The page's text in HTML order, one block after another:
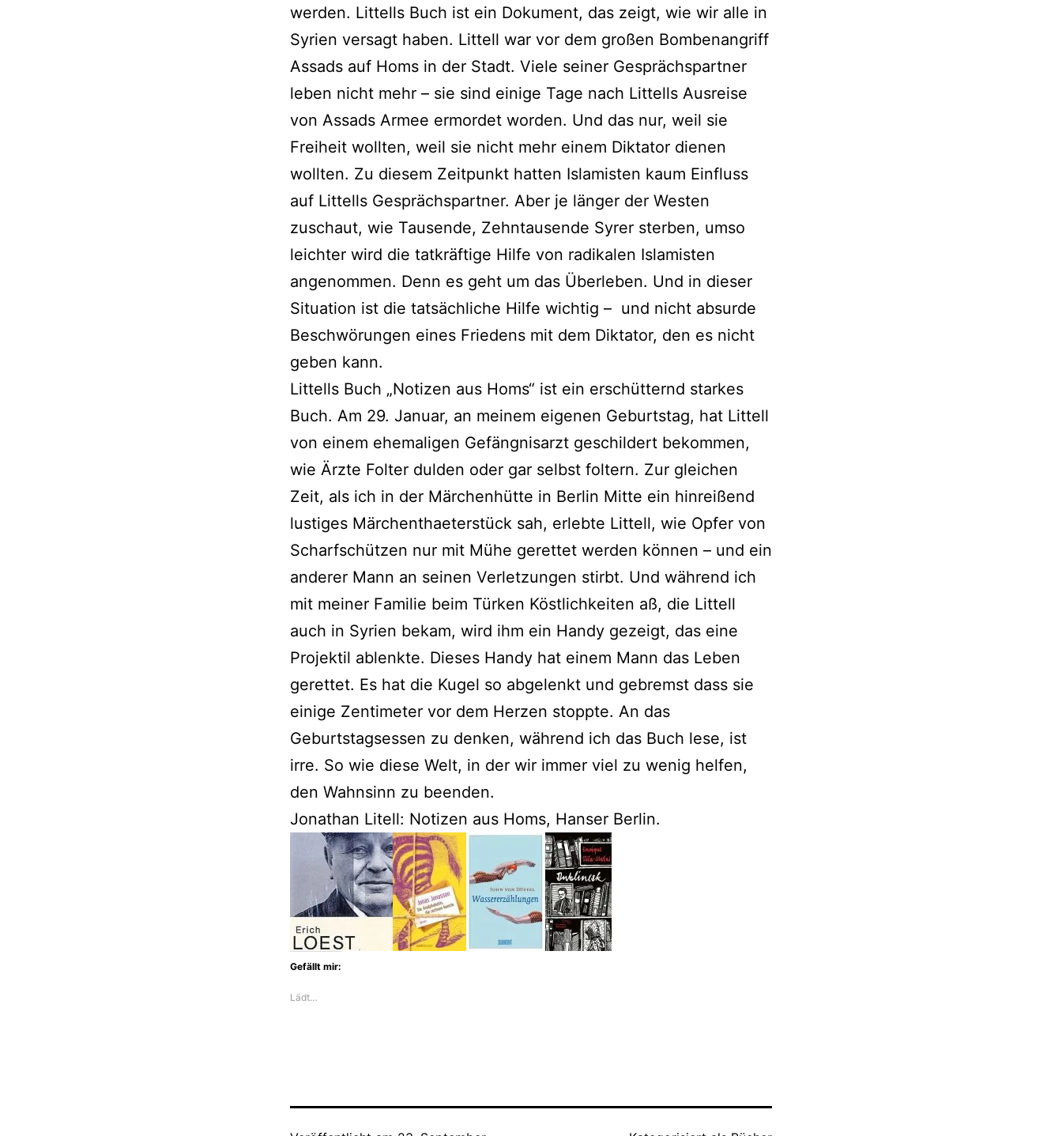
werden. Littells Buch ist ein Dokument, das zeigt, wie wir alle in
Syrien versagt haben. Littell war vor dem großen Bombenangriff
Assads auf Homs in der Stadt. Viele seiner Gesprächspartner
leben nicht mehr – sie sind einige Tage nach Littells Ausreise
von Assads Armee ermordet worden. Und das nur, weil sie
Freiheit wollten, weil sie nicht mehr einem Diktator dienen
wollten. Zu diesem Zeitpunkt hatten Islamisten kaum Einfluss
auf Littells Gesprächspartner. Aber je länger der Westen
zuschaut, wie Tausende, Zehntausende Syrer sterben, umso
leichter wird die tatkräftige Hilfe von radikalen Islamisten
angenommen. Denn es geht um das Überleben. Und in dieser
Situation ist die tatsächliche Hilfe wichtig – und nicht absurde
Beschwörungen eines Friedens mit dem Diktator, den es nicht
geben kann.
Littells Buch „Notizen aus Homs“ ist ein erschütternd starkes
Buch. Am 29. Januar, an meinem eigenen Geburtstag, hat Littell
von einem ehemaligen Gefängnisarzt geschildert bekommen,
wie Ärzte Folter dulden oder gar selbst foltern. Zur gleichen
Zeit, als ich in der Märchenhütte in Berlin Mitte ein hinreißend
lustiges Märchenthaeterstück sah, erlebte Littell, wie Opfer von
Scharfschützen nur mit Mühe gerettet werden können – und ein
anderer Mann an seinen Verletzungen stirbt. Und während ich
mit meiner Familie beim Türken Köstlichkeiten aß, die Littell
auch in Syrien bekam, wird ihm ein Handy gezeigt, das eine
Projektil ablenkte. Dieses Handy hat einem Mann das Leben
gerettet. Es hat die Kugel so abgelenkt und gebremst dass sie
einige Zentimeter vor dem Herzen stoppte. An das
Geburtstagsessen zu denken, während ich das Buch lese, ist
irre. So wie diese Welt, in der wir immer viel zu wenig helfen,
den Wahnsinn zu beenden.
Jonathan Litell: Notizen aus Homs, Hanser Berlin.
Gefällt mir:
Lädt…